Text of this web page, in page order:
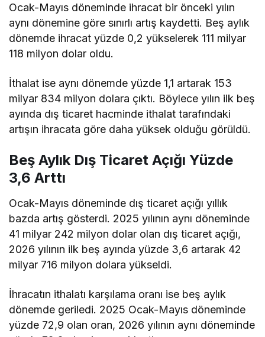
Ocak-Mayıs döneminde ihracat bir önceki yılın
aynı dönemine göre sınırlı artış kaydetti. Beş aylık
dönemde ihracat yüzde 0,2 yükselerek 111 milyar
118 milyon dolar oldu.
İthalat ise aynı dönemde yüzde 1,1 artarak 153
milyar 834 milyon dolara çıktı. Böylece yılın ilk beş
ayında dış ticaret hacminde ithalat tarafındaki
artışın ihracata göre daha yüksek olduğu görüldü.
Beş Aylık Dış Ticaret Açığı Yüzde
3,6 Arttı
Ocak-Mayıs döneminde dış ticaret açığı yıllık
bazda artış gösterdi. 2025 yılının aynı döneminde
41 milyar 242 milyon dolar olan dış ticaret açığı,
2026 yılının ilk beş ayında yüzde 3,6 artarak 42
milyar 716 milyon dolara yükseldi.
İhracatın ithalatı karşılama oranı ise beş aylık
dönemde geriledi. 2025 Ocak-Mayıs döneminde
yüzde 72,9 olan oran, 2026 yılının aynı döneminde